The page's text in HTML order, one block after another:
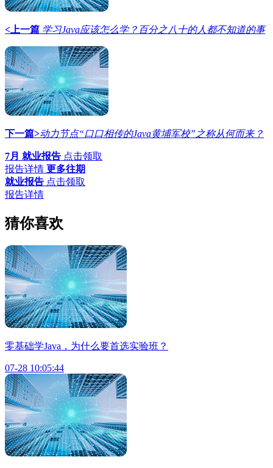
<上一篇 学习Java应该怎么学？百分之八十的人都不知道的事
下一篇>​动力节点“口口相传的Java黄埔军校”之称从何而来？
7月 就业报告 点击领取
报告详情 更多往期
就业报告 点击领取
报告详情
猜你喜欢
零基础学Java，为什么要首选实验班？
07-28 10:05:44